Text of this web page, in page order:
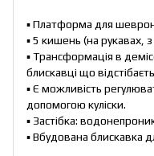
▪ Платформа для
▪ 5 кишень (на рукавах,
▪ Трансформація в
блискавці що
▪ Є можливість
допомогою куліски.
▪ Застібка:
▪ Вбудована блискавка